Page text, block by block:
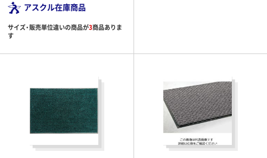
アスクル在庫商品
サイズ・販売単位違いの商品が3商品ありま
す